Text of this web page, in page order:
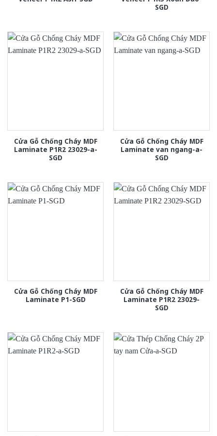
SGD
Cửa Gỗ Chống Cháy MDF
Laminate P1R2 23029-a-
SGD
Cửa Gỗ Chống Cháy MDF
Laminate van ngang-a-
SGD
Cửa Gỗ Chống Cháy MDF
Laminate P1-SGD
Cửa Gỗ Chống Cháy MDF
Laminate P1R2 23029-
SGD